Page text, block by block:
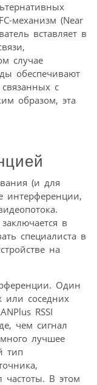
механизм (Near
вставляет в
случае
обеспечивают
с
образом, эта
(и для
интерференции,
в
специалиста в
на
Один
или соседних
RSSI
чем сигнал
лучшее
тип
частоты. В этом